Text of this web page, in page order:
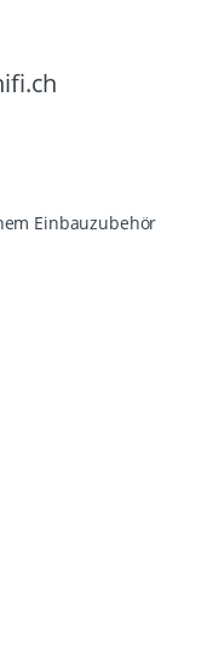
Einbauzubehör